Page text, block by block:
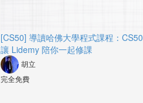
[CS50] 導讀哈佛大學程式課程：CS50
讓 Lidemy 陪你一起修課
胡立
完全免費